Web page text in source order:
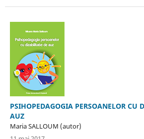
PSIHOPEDAGOGIA PERSOANELOR CU
AUZ
Maria SALLOUM (autor)